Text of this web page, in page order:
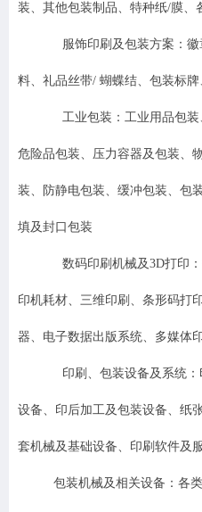
装、其他包装制品、特种纸/膜、
服饰印刷及包装方案：
料、礼品丝带/ 蝴蝶结、包装标
工业包装：工业用品包装
危险品包装、压力容器及包装、
装、防静电包装、缓冲包装、包
填及封口包装
数码印刷机械及3D打印
印机耗材、三维印刷、条形码打
器、电子数据出版系统、多媒体
印刷、包装设备及系统
设备、印后加工及包装设备、纸
套机械及基础设备、印刷软件及
包装机械及相关设备：各